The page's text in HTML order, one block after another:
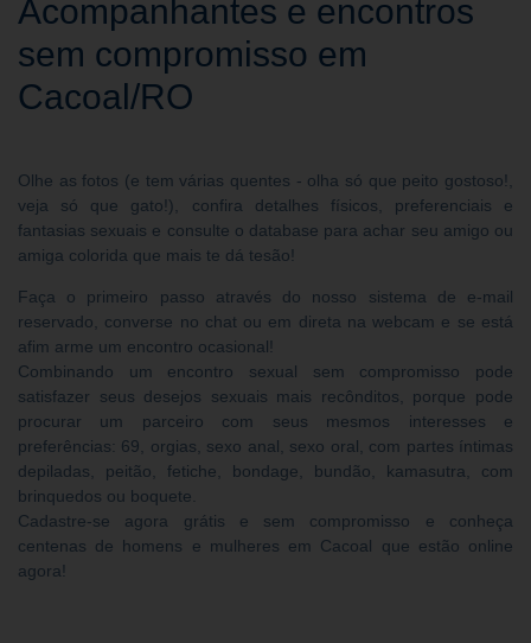
Acompanhantes e encontros
sem compromisso em
Cacoal/RO
Olhe as fotos (e tem várias quentes - olha só que peito gostoso!,
veja só que gato!), confira detalhes físicos, preferenciais e
fantasias sexuais e consulte o database para achar seu amigo ou
amiga colorida que mais te dá tesão!
Faça o primeiro passo através do nosso sistema de e-mail
reservado, converse no chat ou em direta na webcam e se está
afim arme um encontro ocasional!
Combinando um encontro sexual sem compromisso pode
satisfazer seus desejos sexuais mais recônditos, porque pode
procurar um parceiro com seus mesmos interesses e
preferências: 69, orgias, sexo anal, sexo oral, com partes íntimas
depiladas, peitão, fetiche, bondage, bundão, kamasutra, com
brinquedos ou boquete.
Cadastre-se agora grátis e sem compromisso e conheça
centenas de homens e mulheres em Cacoal que estão online
agora!